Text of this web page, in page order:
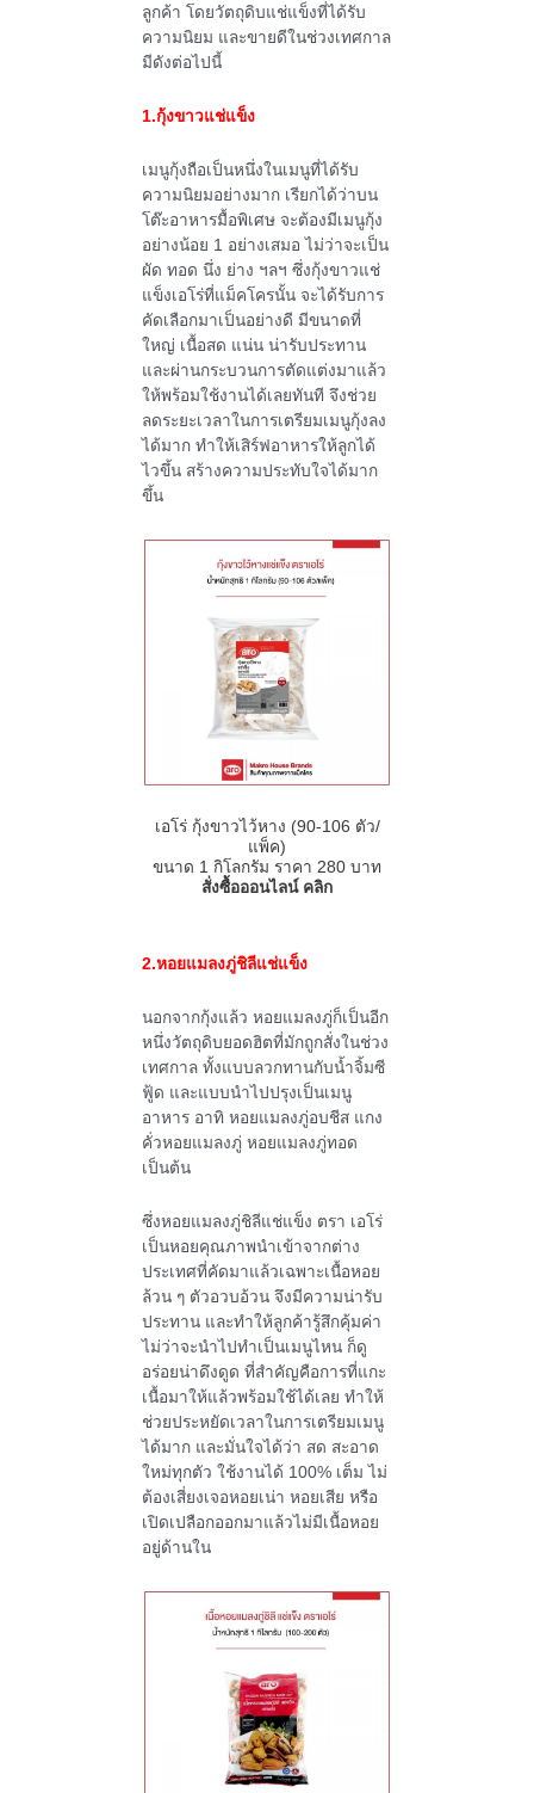
ลูกค้า โดยวัตถุดิบแช่แข็งที่ได้รับ
ความนิยม และขายดีในช่วงเทศกาล
มีดังต่อไปนี้
1.กุ้งขาวแช่แข็ง
เมนูกุ้งถือเป็นหนึ่งในเมนูที่ได้รับ
ความนิยมอย่างมาก เรียกได้ว่าบน
โต๊ะอาหารมื้อพิเศษ จะต้องมีเมนูกุ้ง
อย่างน้อย 1 อย่างเสมอ ไม่ว่าจะเป็น
ผัด ทอด นึ่ง ย่าง ฯลฯ ซึ่งกุ้งขาวแช่
แข็งเอโร่ที่แม็คโครนั้น จะได้รับการ
คัดเลือกมาเป็นอย่างดี มีขนาดที่
ใหญ่ เนื้อสด แน่น น่ารับประทาน
และผ่านกระบวนการตัดแต่งมาแล้ว
ให้พร้อมใช้งานได้เลยทันที จึงช่วย
ลดระยะเวลาในการเตรียมเมนูกุ้งลง
ได้มาก ทำให้เสิร์ฟอาหารให้ลูกได้
ไวขึ้น สร้างความประทับใจได้มาก
ขึ้น
เอโร่ กุ้งขาวไว้หาง (90-106 ตัว/
แพ็ค)
ขนาด 1 กิโลกรัม ราคา 280 บาท
สั่งซื้อออนไลน์ คลิก
2.หอยแมลงภู่ชิลีแช่แข็ง
นอกจากกุ้งแล้ว หอยแมลงภู่ก็เป็นอีก
หนึ่งวัตถุดิบยอดฮิตที่มักถูกสั่งในช่วง
เทศกาล ทั้งแบบลวกทานกับน้ำจิ้มซี
ฟู้ด และแบบนำไปปรุงเป็นเมนู
อาหาร อาทิ หอยแมลงภู่อบชีส แกง
คั่วหอยแมลงภู่ หอยแมลงภู่ทอด
เป็นต้น
ซึ่งหอยแมลงภู่ชิลีแช่แข็ง ตรา เอโร่
เป็นหอยคุณภาพนำเข้าจากต่าง
ประเทศที่คัดมาแล้วเฉพาะเนื้อหอย
ล้วน ๆ ตัวอวบอ้วน จึงมีความน่ารับ
ประทาน และทำให้ลูกค้ารู้สึกคุ้มค่า
ไม่ว่าจะนำไปทำเป็นเมนูไหน ก็ดู
อร่อยน่าดึงดูด ที่สำคัญคือการที่แกะ
เนื้อมาให้แล้วพร้อมใช้ได้เลย ทำให้
ช่วยประหยัดเวลาในการเตรียมเมนู
ได้มาก และมั่นใจได้ว่า สด สะอาด
ใหม่ทุกตัว ใช้งานได้ 100% เต็ม ไม่
ต้องเสี่ยงเจอหอยเน่า หอยเสีย หรือ
เปิดเปลือกออกมาแล้วไม่มีเนื้อหอย
อยู่ด้านใน